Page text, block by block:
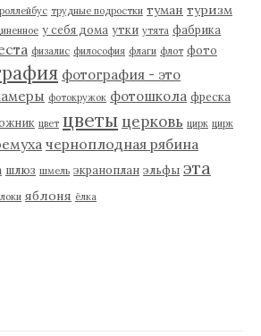
трудные подростки туман туризм
у себя дома утки утята фабрика
физалис философия флаги флот фото
фотография - это
фотокружок фотошкола фреска
цвет цветы церковь цирк цирк
черноплодная рябина
шлюз шмель экраноплан эльфы эта
яблоня ёлка